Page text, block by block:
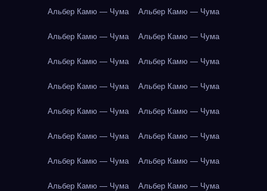
Альбер Камю — Чума Альбер Камю — Чума
Альбер Камю — Чума Альбер Камю — Чума
Альбер Камю — Чума Альбер Камю — Чума
Альбер Камю — Чума Альбер Камю — Чума
Альбер Камю — Чума Альбер Камю — Чума
Альбер Камю — Чума Альбер Камю — Чума
Альбер Камю — Чума Альбер Камю — Чума
Альбер Камю — Чума Альбер Камю — Чума